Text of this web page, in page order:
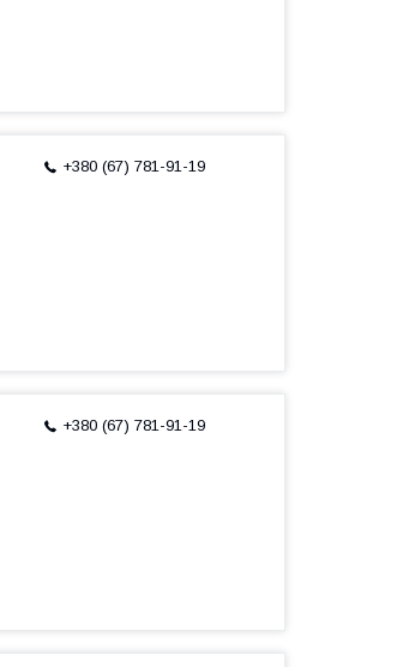
+380 (67) 781-91-19
+380 (67) 781-91-19